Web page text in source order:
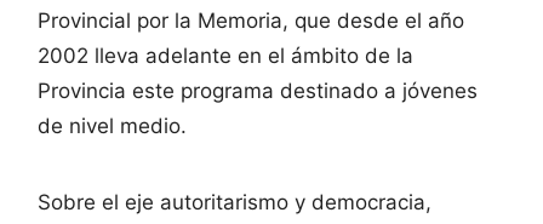
Provincial por la Memoria, que desde el año
2002 lleva adelante en el ámbito de la
Provincia este programa destinado a jóvenes
de nivel medio.
Sobre el eje autoritarismo y democracia,